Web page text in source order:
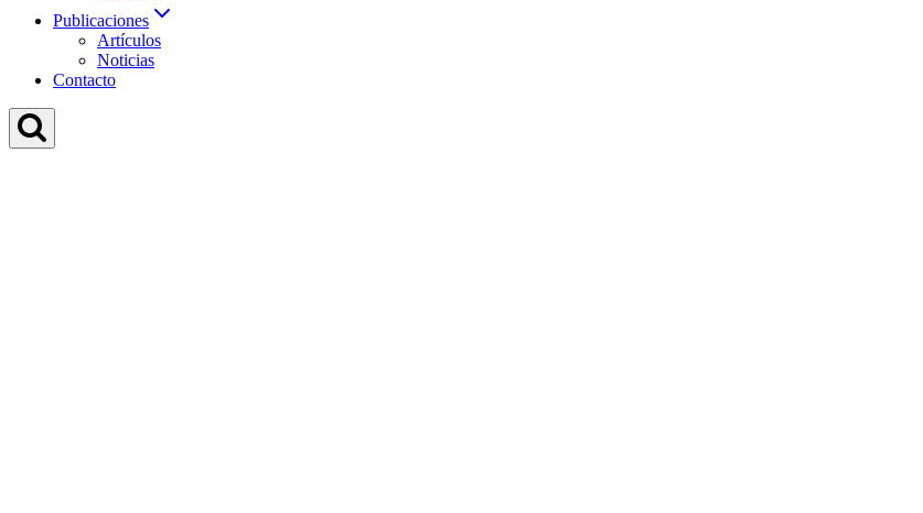
Publicaciones
Artículos
Noticias
Contacto